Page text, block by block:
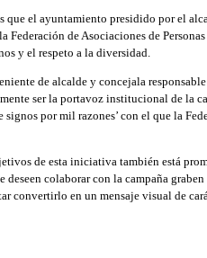
que el ayuntamiento presidido por el
Federación de Asociaciones de
y el respeto a la diversidad.
de alcalde y concejala
ser la portavoz institucional de la
signos por mil razones’ con el que la
de esta iniciativa también está
deseen colaborar con la campaña
convertirlo en un mensaje visual de